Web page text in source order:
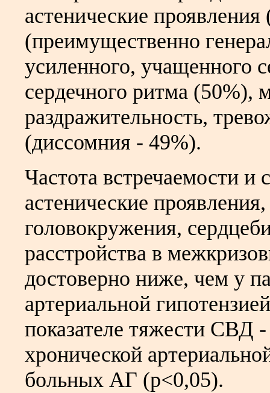
астенические
(преимущественно
усиленного, учащенного
сердечного ритма (50%),
раздражительность,
(диссомния - 49%).
Частота встречаемости
астенические
головокружения,
расстройства в
достоверно ниже, чем у
артериальной
показателе тяжести СВД
хронической
больных АГ (р<0,05).